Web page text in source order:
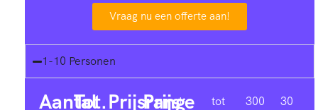
Vraag nu een offerte aan!
1-10 Personen
Aantal
Tot.Prijsrange
Prijs1- tot 300 30